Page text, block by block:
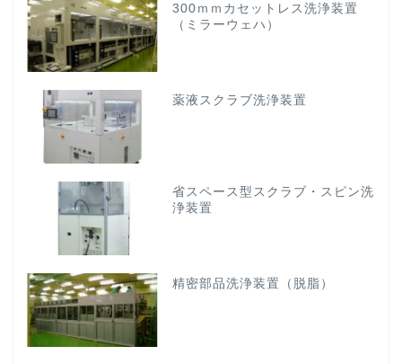
300ｍｍカセットレス洗浄装置
（ミラーウェハ）
薬液スクラブ洗浄装置
省スペース型スクラブ・スピン洗
浄装置
精密部品洗浄装置（脱脂）